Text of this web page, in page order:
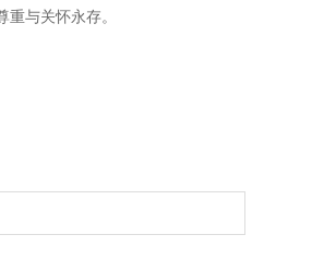
与关怀永存。